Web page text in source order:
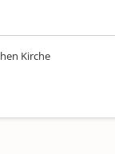
Kirche